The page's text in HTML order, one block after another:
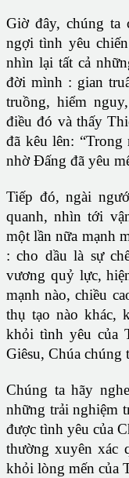
Giờ đây, chúng ta
ngợi tình yêu
nhìn lại tất cả
đời mình : gian
truồng, hiểm
điều đó và thấy
đã kêu lên: “Trong
nhờ Đấng đã yêu
Tiếp đó, ngài
quanh, nhìn tới
một lần nữa mạnh
: cho dầu là sự
vương quỷ lực,
mạnh nào, chiều
thụ tạo nào khác,
khỏi tình yêu của
Giêsu, Chúa chúng
Chúng ta hãy
những trải nghiệm
được tình yêu của
thường xuyên xác
khỏi lòng mến của